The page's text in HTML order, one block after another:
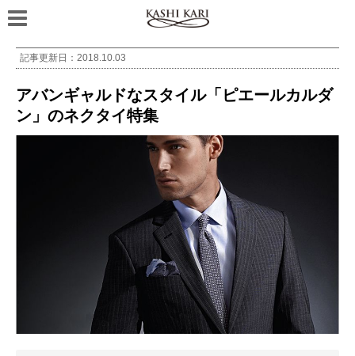
記事更新日： 2018.10.03
アバンギャルドなスタイル「ピエールカルダ
ン」のネクタイ特集